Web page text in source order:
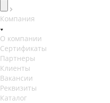
Компания
О компании
Сертификаты
Партнеры
Клиенты
Вакансии
Реквизиты
Каталог